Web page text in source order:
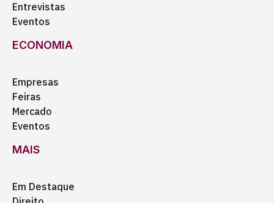
Entrevistas
Eventos
ECONOMIA
Empresas
Feiras
Mercado
Eventos
MAIS
Em Destaque